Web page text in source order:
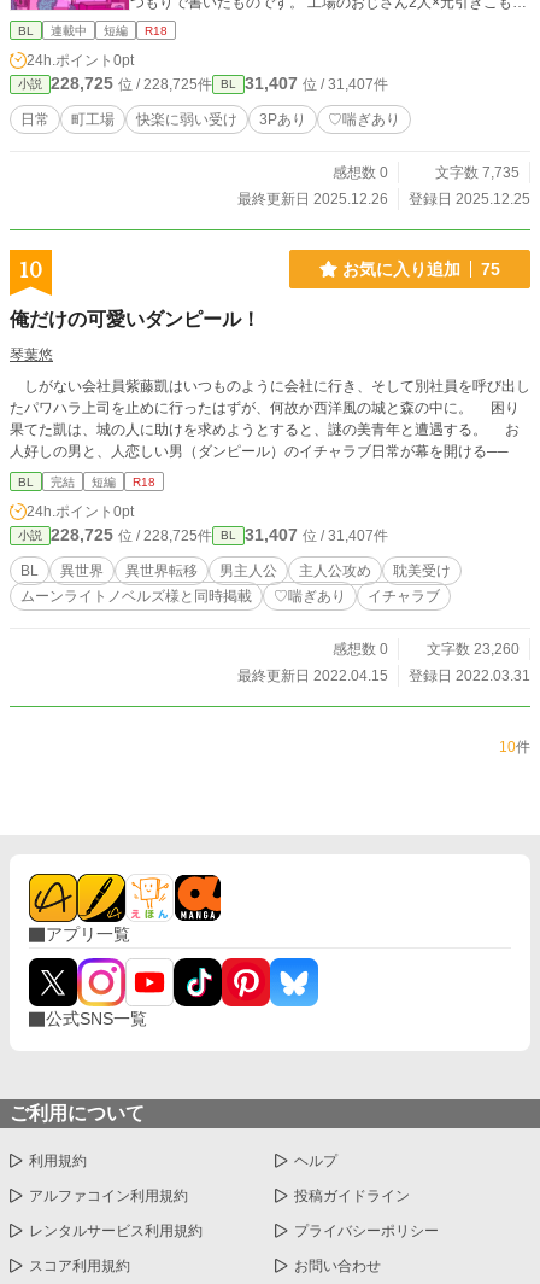
の快楽に激弱な青年（童貞・処女）
BL 連載中 短編 R18
24h.ポイント 0pt
小説 228,725 位 / 228,725件 BL 31,407 位 / 31,407件
日常 町工場 快楽に弱い受け 3Pあり ♡喘ぎあり
感想数 0
文字数 7,735
最終更新日 2025.12.26
登録日 2025.12.25
10 お気に入り追加 75
俺だけの可愛いダンピール！
琴葉悠
しがない会社員紫藤凱はいつものように会社に行き、そして別社員を呼び出し
たパワハラ上司を止めに行ったはずが、何故か西洋風の城と森の中に。 困り
果てた凱は、城の人に助けを求めようとすると、謎の美青年と遭遇する。 お
人好しの男と、人恋しい男（ダンピール）のイチャラブ日常が幕を開ける──
BL 完結 短編 R18
24h.ポイント 0pt
小説 228,725 位 / 228,725件 BL 31,407 位 / 31,407件
BL 異世界 異世界転移 男主人公 主人公攻め
耽美受け
ムーンライトノベルズ様と同時掲載
♡喘ぎあり イチャラブ
感想数 0
文字数 23,260
最終更新日 2022.04.15
登録日 2022.03.31
10件
アプリ一覧
公式SNS一覧
ご利用について
利用規約 ヘルプ
アルファコイン利用規約 投稿ガイドライン
レンタルサービス利用規約 プライバシーポリシー
スコア利用規約 お問い合わせ